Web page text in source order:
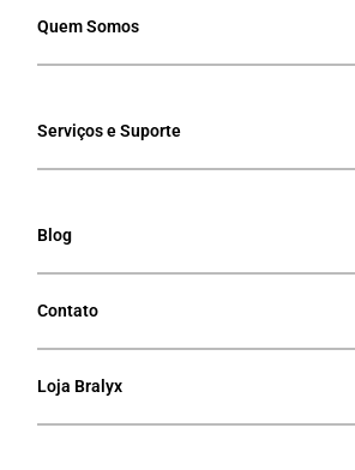
Quem Somos
Serviços e Suporte
Blog
Contato
Loja Bralyx